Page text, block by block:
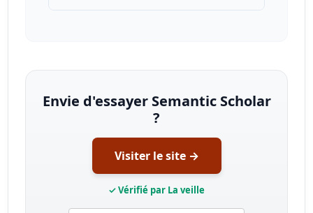
Envie d'essayer Semantic Scholar
?
Visiter le site →
✓ Vérifié par La veille